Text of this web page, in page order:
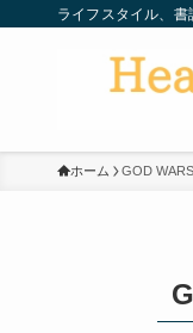
ライフスタイル、書
ホーム GOD WARS